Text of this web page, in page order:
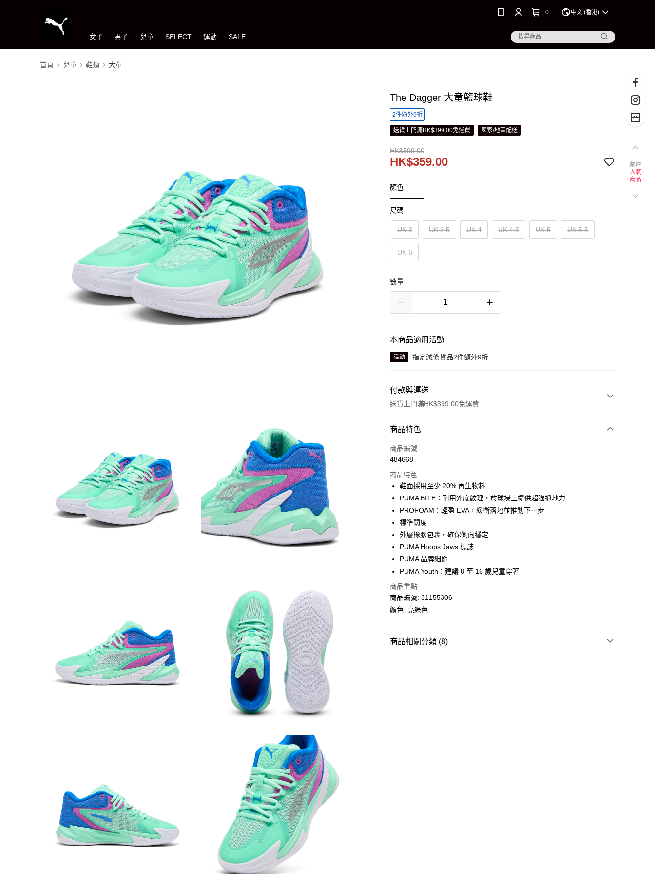
0 中文 (香港)
女子 男子 兒童 SELECT 運動 SALE
首頁 兒童 鞋類 大童
The Dagger 大童籃球鞋
2件額外9折
送貨上門滿HK$399.00免運費 國家/地區配送
HK$599.00
HK$359.00
顏色
尺碼
UK 3 UK 3.5 UK 4 UK 4.5 UK 5 UK 5.5
UK 6
數量
本商品適用活動
活動 指定減價貨品2件額外9折
付款與運送
送貨上門滿HK$399.00免運費
付款方式
信用卡
相關說明
Alipay, PayMe, WeChat Pay, UnionPay, FPS
送貨方式
單筆訂單淨值滿$399可享免運費優惠
每筆HK$30.00，滿HK$399.00或以上免運費
滿$599可享澳門免運費優惠
商品特色
商品編號
484668
商品特色
鞋面採用至少 20% 再生物料
PUMA BITE：耐用外底紋理，於球場上提供超強抓地力
PROFOAM：輕盈 EVA，緩衝落地並推動下一步
標準闊度
外層橡膠包裹，確保側向穩定
PUMA Hoops Jaws 標誌
PUMA 品牌細節
PUMA Youth：建議 8 至 16 歲兒童穿著
商品重點
商品編號: 31155306
顏色: 亮綠色
商品相關分類 (8)
前往
人氣
商品